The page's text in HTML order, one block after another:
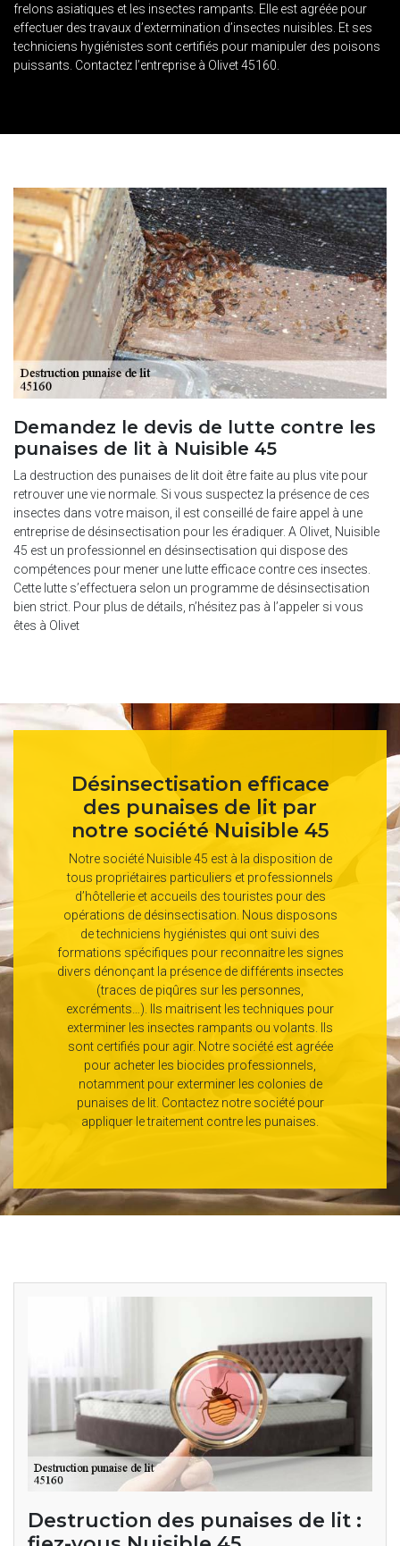
frelons asiatiques et les insectes rampants. Elle est agréée pour
effectuer des travaux d’extermination d’insectes nuisibles. Et ses
techniciens hygiénistes sont certifiés pour manipuler des poisons
puissants. Contactez l’entreprise à Olivet 45160.
Demandez le devis de lutte contre les
punaises de lit à Nuisible 45
La destruction des punaises de lit doit être faite au plus vite pour
retrouver une vie normale. Si vous suspectez la présence de ces
insectes dans votre maison, il est conseillé de faire appel à une
entreprise de désinsectisation pour les éradiquer. A Olivet, Nuisible
45 est un professionnel en désinsectisation qui dispose des
compétences pour mener une lutte efficace contre ces insectes.
Cette lutte s’effectuera selon un programme de désinsectisation
bien strict. Pour plus de détails, n’hésitez pas à l’appeler si vous
êtes à Olivet
Désinsectisation efficace
des punaises de lit par
notre société Nuisible 45
Notre société Nuisible 45 est à la disposition de
tous propriétaires particuliers et professionnels
d’hôtellerie et accueils des touristes pour des
opérations de désinsectisation. Nous disposons
de techniciens hygiénistes qui ont suivi des
formations spécifiques pour reconnaitre les signes
divers dénonçant la présence de différents insectes
(traces de piqûres sur les personnes,
excréments…). Ils maitrisent les techniques pour
exterminer les insectes rampants ou volants. Ils
sont certifiés pour agir. Notre société est agréée
pour acheter les biocides professionnels,
notamment pour exterminer les colonies de
punaises de lit. Contactez notre société pour
appliquer le traitement contre les punaises.
Destruction des punaises de lit :